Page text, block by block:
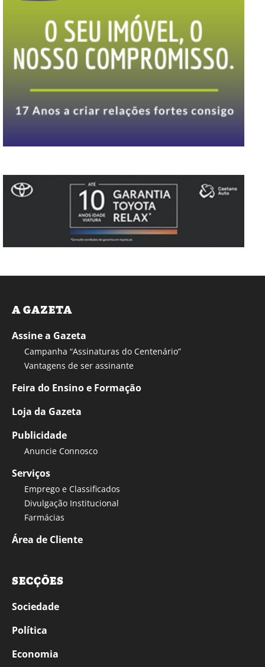
A GAZETA
Assine a Gazeta
Campanha “Assinaturas do Centenário”
Vantagens de ser assinante
Feira do Ensino e Formação
Loja da Gazeta
Publicidade
Anuncie Connosco
Serviços
Emprego e Classificados
Divulgação Institucional
Farmácias
Área de Cliente
SECÇÕES
Sociedade
Política
Economia